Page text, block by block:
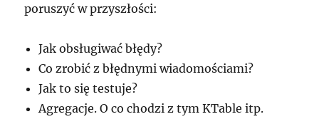
poruszyć w przyszłości:
Jak obsługiwać błędy?
Co zrobić z błędnymi wiadomościami?
Jak to się testuje?
Agregacje. O co chodzi z tym KTable itp.